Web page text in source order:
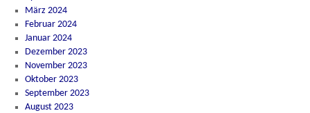
März 2024
Februar 2024
Januar 2024
Dezember 2023
November 2023
Oktober 2023
September 2023
August 2023